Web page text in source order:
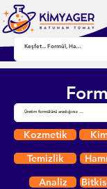
Kozmetik
Temizlik
Analiz